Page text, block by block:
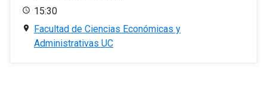
15:30
Facultad de Ciencias Económicas y
Administrativas UC